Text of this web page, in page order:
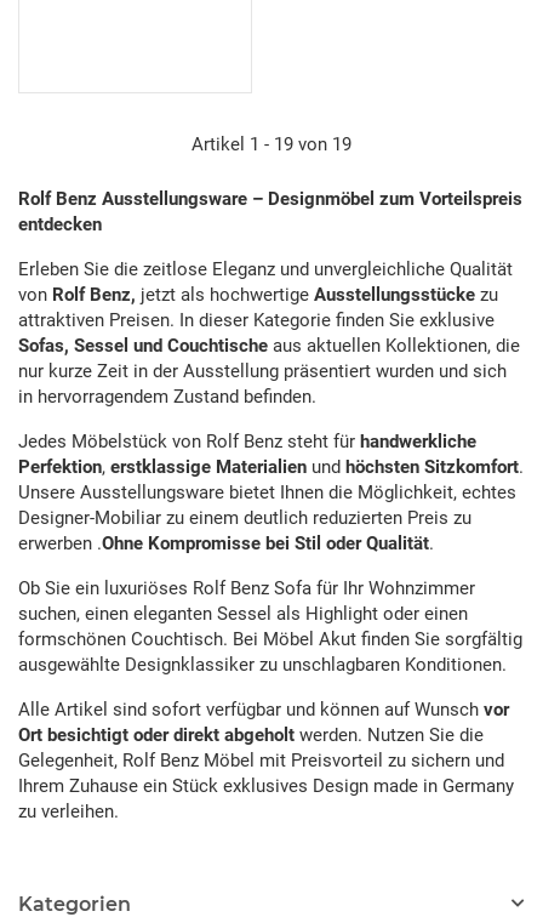
Artikel 1 - 19 von 19
Rolf Benz Ausstellungsware – Designmöbel zum Vorteilspreis
entdecken
Erleben Sie die zeitlose Eleganz und unvergleichliche Qualität
von Rolf Benz, jetzt als hochwertige Ausstellungsstücke zu
attraktiven Preisen. In dieser Kategorie finden Sie exklusive
Sofas, Sessel und Couchtische aus aktuellen Kollektionen, die
nur kurze Zeit in der Ausstellung präsentiert wurden und sich
in hervorragendem Zustand befinden.
Jedes Möbelstück von Rolf Benz steht für handwerkliche
Perfektion, erstklassige Materialien und höchsten Sitzkomfort.
Unsere Ausstellungsware bietet Ihnen die Möglichkeit, echtes
Designer-Mobiliar zu einem deutlich reduzierten Preis zu
erwerben .Ohne Kompromisse bei Stil oder Qualität.
Ob Sie ein luxuriöses Rolf Benz Sofa für Ihr Wohnzimmer
suchen, einen eleganten Sessel als Highlight oder einen
formschönen Couchtisch. Bei Möbel Akut finden Sie sorgfältig
ausgewählte Designklassiker zu unschlagbaren Konditionen.
Alle Artikel sind sofort verfügbar und können auf Wunsch vor
Ort besichtigt oder direkt abgeholt werden. Nutzen Sie die
Gelegenheit, Rolf Benz Möbel mit Preisvorteil zu sichern und
Ihrem Zuhause ein Stück exklusives Design made in Germany
zu verleihen.
Kategorien